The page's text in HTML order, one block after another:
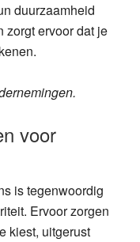
duurzaamheid
zorgt ervoor dat je
voor
is tegenwoordig
Ervoor zorgen
kiest, uitgerust